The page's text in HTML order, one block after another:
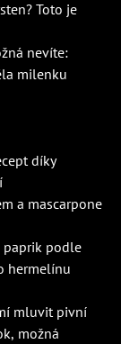
Toto je
nevíte:
milenku
díky
a mascarpone
paprik podle
hermelínu
mluvit pivní
možná